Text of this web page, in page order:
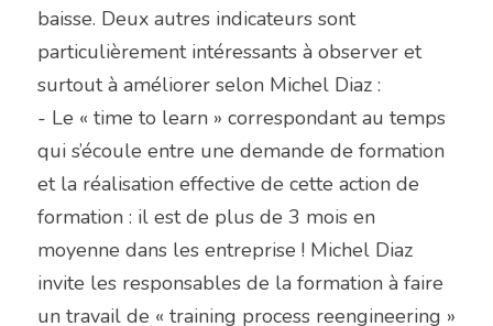
baisse. Deux autres indicateurs sont
particulièrement intéressants à observer et
surtout à améliorer selon Michel Diaz :
- Le « time to learn » correspondant au temps
qui s’écoule entre une demande de formation
et la réalisation effective de cette action de
formation : il est de plus de 3 mois en
moyenne dans les entreprise ! Michel Diaz
invite les responsables de la formation à faire
un travail de « training process reengineering »